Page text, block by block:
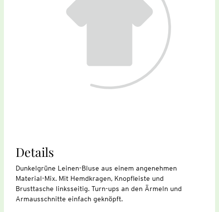
Details
Dunkelgrüne Leinen-Bluse aus einem angenehmen
Material-Mix. Mit Hemdkragen, Knopfleiste und
Brusttasche linksseitig. Turn-ups an den Ärmeln und
Armausschnitte einfach geknöpft.